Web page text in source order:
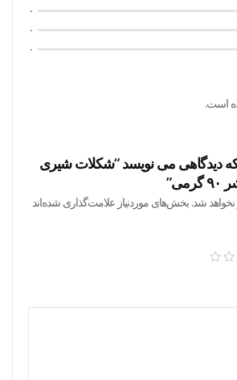
۰
۰
۰
است.
دیدگاهی می نویسد “شکلات شیری
شد. بخش‌های موردنیاز علامت‌گذاری شده‌اند